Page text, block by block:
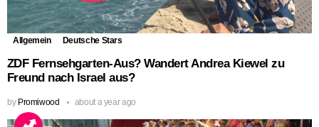
Allgemein Deutsche Stars
ZDF Fernsehgarten-Aus? Wandert Andrea Kiewel zu
Freund nach Israel aus?
by Promiwood about a year ago